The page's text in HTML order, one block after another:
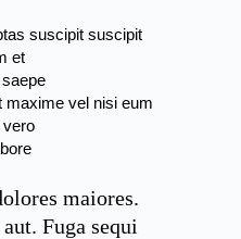
suscipit suscipit
et
maxime vel nisi eum
vero
maiores.
Fuga sequi